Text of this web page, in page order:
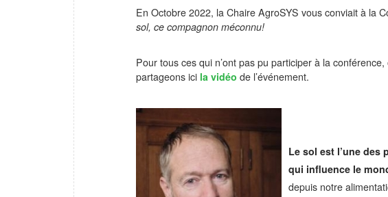
En Octobre 2022, la Chaire AgroSYS vous conviait à la
sol, ce compagnon méconnu!
Pour tous ces qui n’ont pas pu participer à la
partageons ici la vidéo de l’événement.
Le sol est l’une
qui influence le
depuis notre